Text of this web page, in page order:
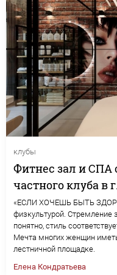
клубы
Фитнес зал и СПА
частного клуба в
«ЕСЛИ ХОЧЕШЬ БЫТЬ
физкультурой. Стремление
понятно, стиль
Мечта многих женщин
лестничной площадке.
Елена Кондратьева